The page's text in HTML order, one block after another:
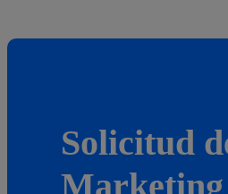
Solicitud